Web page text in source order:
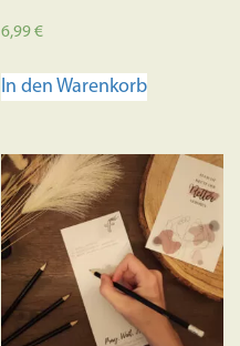
6,99€
In den Warenkorb